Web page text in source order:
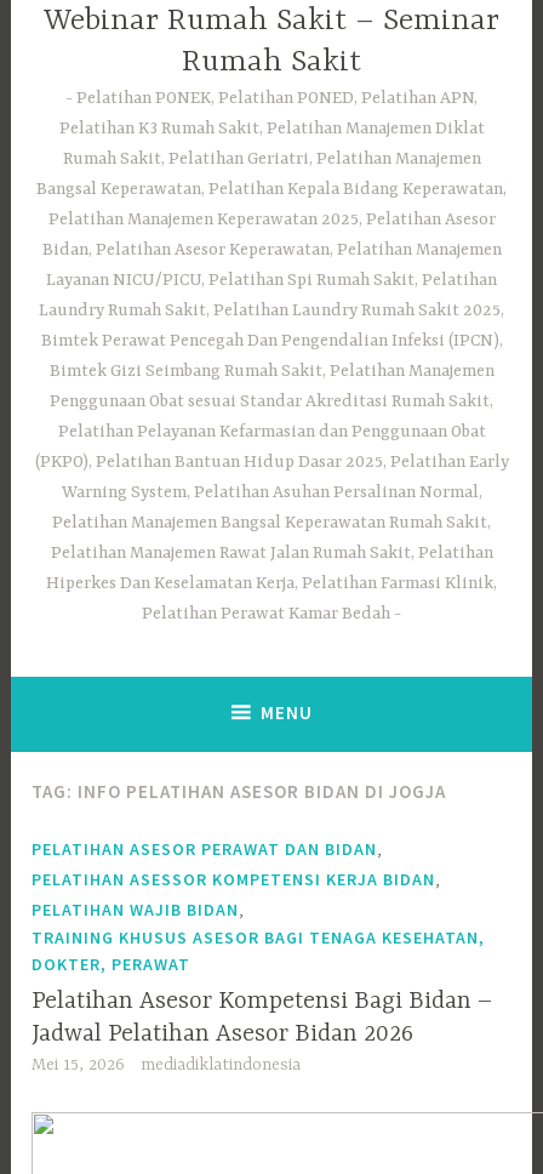
Webinar Rumah Sakit – Seminar
Rumah Sakit
Pelatihan PONEK, Pelatihan PONED, Pelatihan APN,
Pelatihan K3 Rumah Sakit, Pelatihan Manajemen Diklat
Rumah Sakit, Pelatihan Geriatri, Pelatihan Manajemen
Bangsal Keperawatan, Pelatihan Kepala Bidang Keperawatan,
Pelatihan Manajemen Keperawatan 2025, Pelatihan Asesor
Bidan, Pelatihan Asesor Keperawatan, Pelatihan Manajemen
Layanan NICU/PICU, Pelatihan Spi Rumah Sakit, Pelatihan
Laundry Rumah Sakit, Pelatihan Laundry Rumah Sakit 2025,
Bimtek Perawat Pencegah Dan Pengendalian Infeksi (IPCN),
Bimtek Gizi Seimbang Rumah Sakit, Pelatihan Manajemen
Penggunaan Obat sesuai Standar Akreditasi Rumah Sakit,
Pelatihan Pelayanan Kefarmasian dan Penggunaan Obat
(PKPO), Pelatihan Bantuan Hidup Dasar 2025, Pelatihan Early
Warning System, Pelatihan Asuhan Persalinan Normal,
Pelatihan Manajemen Bangsal Keperawatan Rumah Sakit,
Pelatihan Manajemen Rawat Jalan Rumah Sakit, Pelatihan
Hiperkes Dan Keselamatan Kerja, Pelatihan Farmasi Klinik,
Pelatihan Perawat Kamar Bedah
MENU
TAG: INFO PELATIHAN ASESOR BIDAN DI JOGJA
PELATIHAN ASESOR PERAWAT DAN BIDAN
PELATIHAN ASESSOR KOMPETENSI KERJA BIDAN
PELATIHAN WAJIB BIDAN
TRAINING KHUSUS ASESOR BAGI TENAGA KESEHATAN,
DOKTER, PERAWAT
Pelatihan Asesor Kompetensi Bagi Bidan –
Jadwal Pelatihan Asesor Bidan 2026
Mei 15, 2026 mediadiklatindonesia